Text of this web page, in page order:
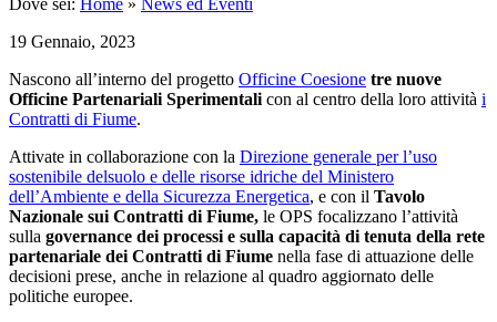
19 Gennaio, 2023
Nascono all’interno del progetto Officine Coesione tre nuove
Officine Partenariali Sperimentali con al centro della loro attività i
Contratti di Fiume.
Attivate in collaborazione con la Direzione generale per l’uso
sostenibile delsuolo e delle risorse idriche del Ministero
dell’Ambiente e della Sicurezza Energetica, e con il Tavolo
Nazionale sui Contratti di Fiume, le OPS focalizzano l’attività
sulla governance dei processi e sulla capacità di tenuta della rete
partenariale dei Contratti di Fiume nella fase di attuazione delle
decisioni prese, anche in relazione al quadro aggiornato delle
politiche europee.